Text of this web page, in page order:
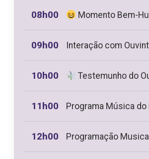
08h00 Momento Bem-
09h00 Interação com
10h00 Testemunho do
11h00 Programa Música do
12h00 Programação Musical